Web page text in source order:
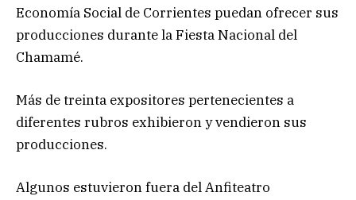
Economía Social de Corrientes puedan ofrecer sus
producciones durante la Fiesta Nacional del
Chamamé.
Más de treinta expositores pertenecientes a
diferentes rubros exhibieron y vendieron sus
producciones.
Algunos estuvieron fuera del Anfiteatro